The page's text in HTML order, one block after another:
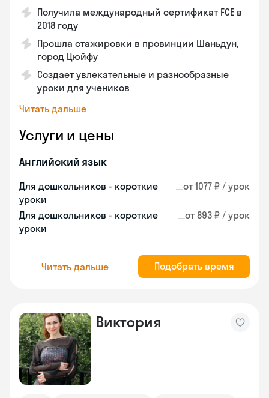
Получила международный сертификат FCE в
2018 году
Прошла стажировки в провинции Шаньдун,
город Цюйфу
Создает увлекательные и разнообразные
уроки для учеников
Читать дальше
Услуги и цены
Английский язык
Для дошкольников - короткие
уроки
от 1077 ₽ / урок
Для дошкольников - короткие
уроки
от 893 ₽ / урок
Читать дальше Подобрать время
Виктория